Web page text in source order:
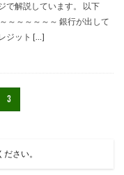
で解説しています。 以下
～～～～～～ 銀行が出して
ジット […]
3
さい。